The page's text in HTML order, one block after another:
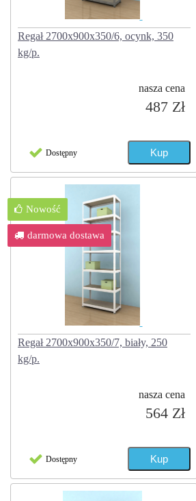
Regał 2700x900x350/6, ocynk, 350
kg/p.
nasza cena
487 Zł
Dostępny
Regał 2700x900x350/7, biały, 250
kg/p.
nasza cena
564 Zł
Dostępny
Nowość
darmowa dostawa